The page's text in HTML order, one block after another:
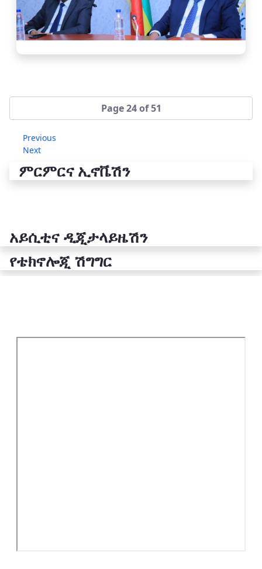
Page 24 of 51
Previous
Next
ምርምርና ኢኖቬሽን
አይሲቲና ዲጂታላይዜሽን
የቴክኖሎጂ ሽግግር